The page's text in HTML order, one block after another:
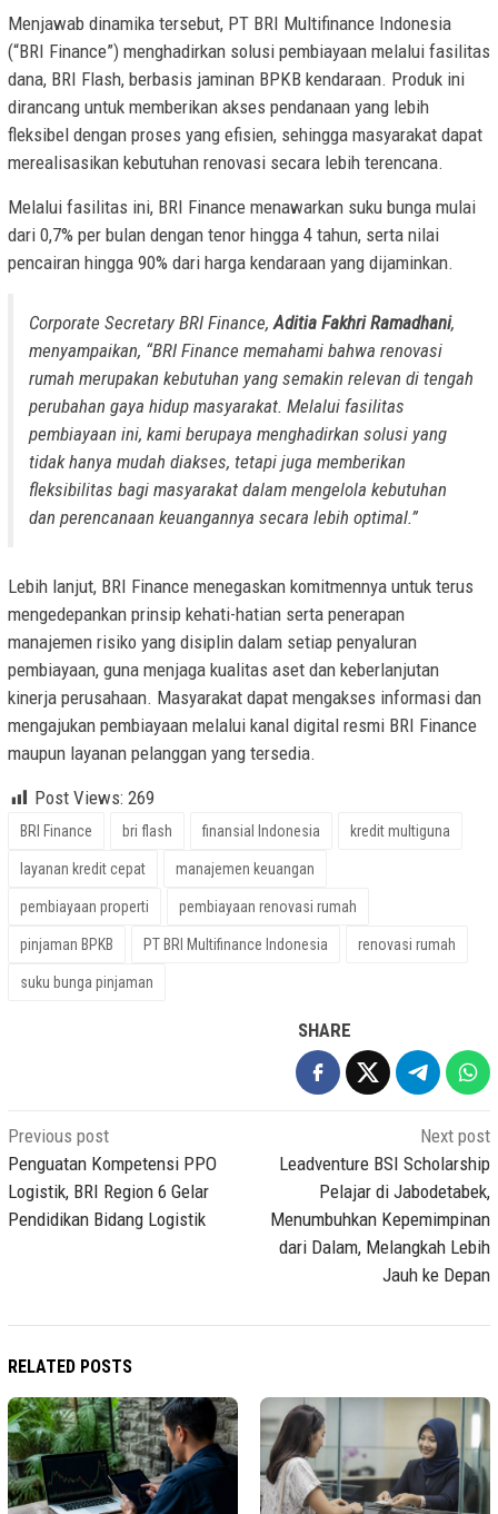
Menjawab dinamika tersebut, PT BRI Multifinance Indonesia
(“BRI Finance”) menghadirkan solusi pembiayaan melalui fasilitas
dana, BRI Flash, berbasis jaminan BPKB kendaraan. Produk ini
dirancang untuk memberikan akses pendanaan yang lebih
fleksibel dengan proses yang efisien, sehingga masyarakat dapat
merealisasikan kebutuhan renovasi secara lebih terencana.
Melalui fasilitas ini, BRI Finance menawarkan suku bunga mulai
dari 0,7% per bulan dengan tenor hingga 4 tahun, serta nilai
pencairan hingga 90% dari harga kendaraan yang dijaminkan.
Corporate Secretary BRI Finance,Aditia Fakhri Ramadhani,
menyampaikan, “BRI Finance memahami bahwa renovasi
rumah merupakan kebutuhan yang semakin relevan di tengah
perubahan gaya hidup masyarakat. Melalui fasilitas
pembiayaan ini, kami berupaya menghadirkan solusi yang
tidak hanya mudah diakses, tetapi juga memberikan
fleksibilitas bagi masyarakat dalam mengelola kebutuhan
dan perencanaan keuangannya secara lebih optimal.”
Lebih lanjut, BRI Finance menegaskan komitmennya untuk terus
mengedepankan prinsip kehati-hatian serta penerapan
manajemen risiko yang disiplin dalam setiap penyaluran
pembiayaan, guna menjaga kualitas aset dan keberlanjutan
kinerja perusahaan. Masyarakat dapat mengakses informasi dan
mengajukan pembiayaan melalui kanal digital resmi BRI Finance
maupun layanan pelanggan yang tersedia.
Post Views: 269
BRI Finance bri flash finansial Indonesia kredit multiguna
layanan kredit cepat manajemen keuangan
pembiayaan properti pembiayaan renovasi rumah
pinjaman BPKB PT BRI Multifinance Indonesia renovasi rumah
suku bunga pinjaman
SHARE
Post
navigation
Previous post
Penguatan Kompetensi PPO
Logistik, BRI Region 6 Gelar
Pendidikan Bidang Logistik
Next post
Leadventure BSI Scholarship
Pelajar di Jabodetabek,
Menumbuhkan Kepemimpinan
dari Dalam, Melangkah Lebih
Jauh ke Depan
RELATED POSTS